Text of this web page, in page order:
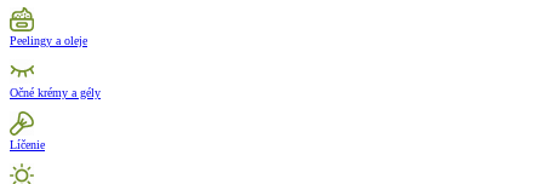
Peelingy a oleje
Očné krémy a gély
Líčenie